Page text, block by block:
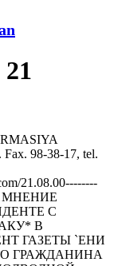
98-38-17, tel.
21.08.00--------
МHЕHИЕ
С
В
ГАЗЕТЫ `ЕHИ
ГРАЖДАНИНА